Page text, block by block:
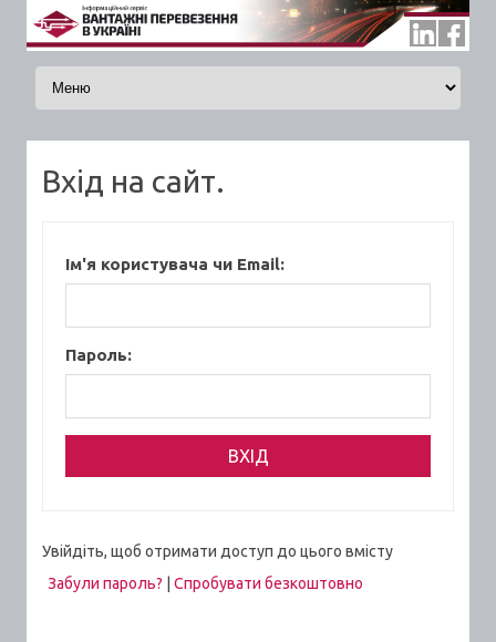
Skip to content
Вхід на сайт.
Ім'я користувача чи Email:
Пароль:
Увійдіть, щоб отримати доступ до цього вмісту
Забули пароль?
Спробувати безкоштовно